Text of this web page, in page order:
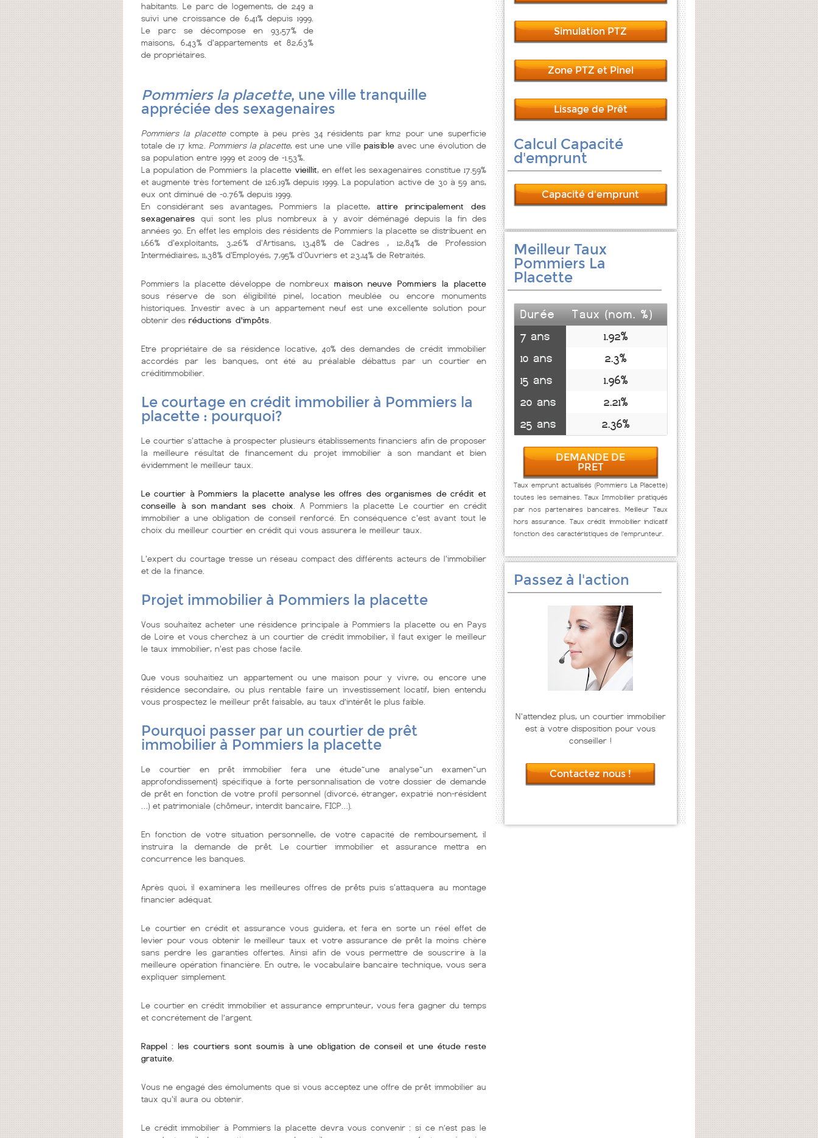
habitants. Le parc de logements, de 249 a
suivi une croissance de 6,41% depuis 1999.
Le parc se décompose en 93,57% de
maisons, 6,43% d'appartements et 82,63%
de propriétaires.
Pommiers la placette, une ville tranquille
appréciée des sexagenaires
Pommiers la placettecompte à peu près 34 résidents par km2 pour une superficie
totale de 17 km2. Pommiers la placette, est une une ville paisibleavec une évolution de
sa population entre 1999 et 2009 de -1.53%.
La population de Pommiers la placettevieillit, en effet les sexagenaires constitue 17.59%
et augmente très fortement de 126.19% depuis 1999. La population active de 30 à 59 ans,
eux ont diminué de -0.76% depuis 1999.
En considérant ses avantages, Pommiers la placette, attire principalement des
sexagenaires qui sont les plus nombreux à y avoir déménagé depuis la fin des
années 90. En effet les emplois des résidents de Pommiers la placette se distribuent en
1,66% d'exploitants, 3,26% d'Artisans, 13,48% de Cadres , 12,84% de Profession
Intermédiaires, 11,38% d'Employés, 7,95% d'Ouvriers et 23,14% de Retraités.
Pommiers la placette développe de nombreux maison neuve Pommiers la placette
sous réserve de son éligibilité pinel, location meublée ou encore monuments
historiques. Investir avec à un appartement neuf est une excellente solution pour
obtenir des réductions d'impôts
Etre propriétaire de sa résidence locative, 40% des demandes de crédit immobilier
accordés par les banques, ont été au préalable débattus par un courtier en
créditimmobilier.
Le courtage en crédit immobilier à Pommiers la
placette : pourquoi?
Le courtier s'attache à prospecter plusieurs établissements financiers afin de proposer
la meilleure résultat de financement du projet immobilier à son mandant et bien
évidemment le meilleur taux.
Le courtier à Pommiers la placette analyse les offres des organismes de crédit et
conseille à son mandant ses choix . A Pommiers la placette Le courtier en crédit
immobilier a une obligation de conseil renforcé. En conséquence c'est avant tout le
choix du meilleur courtier en crédit qui vous assurera le meilleur taux.
L'expert du courtage tresse un réseau compact des différents acteurs de l'immobilier
et de la finance.
Projet immobilier à Pommiers la placette
Vous souhaitez acheter une résidence principale à Pommiers la placette ou en Pays
de Loire et vous cherchez à un courtier de crédit immobilier, il faut exiger le meilleur
le taux immobilier, n'est pas chose facile.
Que vous souhaitiez un appartement ou une maison pour y vivre, ou encore une
résidence secondaire, ou plus rentable faire un investissement locatif, bien entendu
vous prospectez le meilleur prêt faisable, au taux d’intérêt le plus faible.
Pourquoi passer par un courtier de prêt
immobilier à Pommiers la placette
Le courtier en prêt immobilier fera une étude~une analyse~un examen~un
approfondissement} spécifique à forte personnalisation de votre dossier de demande
de prêt en fonction de votre profil personnel (divorcé, étranger, expatrié non-résident
…) et patrimoniale (chômeur, interdit bancaire, FICP…).
En fonction de votre situation personnelle, de votre capacité de remboursement, il
instruira la demande de prêt. Le courtier immobilier et assurance mettra en
concurrence les banques.
Après quoi, il examinera les meilleures offres de prêts puis s'attaquera au montage
financier adéquat.
Le courtier en crédit et assurance vous guidera, et fera en sorte un réel effet de
levier pour vous obtenir le meilleur taux et votre assurance de prêt la moins chère
sans perdre les garanties offertes. Ainsi afin de vous permettre de souscrire à la
meilleure opération financière. En outre, le vocabulaire bancaire technique, vous sera
expliquer simplement.
Le courtier en crédit immobilier et assurance emprunteur, vous fera gagner du temps
et concrétement de l’argent.
Rappel : les courtiers sont soumis à une obligation de conseil et une étude reste
gratuite.
Vous ne engagé des émoluments que si vous acceptez une offre de prêt immobilier au
taux qu'il aura ou obtenir.
Le crédit immobilier à Pommiers la placette devra vous convenir : si ce n’est pas le
Simulation PTZ
Zone PTZ et Pinel
Lissage de Prêt
Calcul Capacité
d'emprunt
Capacité d'emprunt
Meilleur Taux
Pommiers La
Placette
Durée
Taux (nom. %)
7 ans
1.92%
10 ans
2.3%
15 ans
1.96%
20 ans
2.21%
25 ans
2.36%
DEMANDE DE
PRET
Taux emprunt actualisés (Pommiers La Placette)
toutes les semaines. Taux Immobilier pratiqués
par nos partenaires bancaires. Meilleur Taux
hors assurance. Taux crédit immobilier indicatif
fonction des caractéristiques de l'emprunteur.
Passez à l'action
N'attendez plus, un courtier immobilier
est à votre disposition pour vous
conseiller !
Contactez nous !